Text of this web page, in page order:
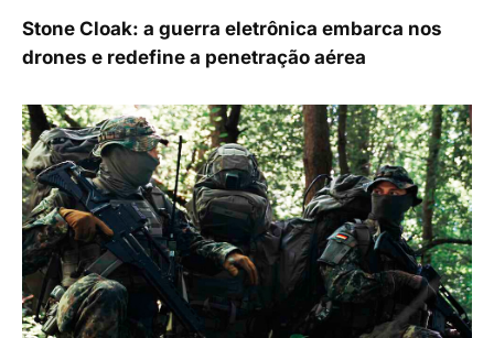
Stone Cloak: a guerra eletrônica embarca nos
drones e redefine a penetração aérea